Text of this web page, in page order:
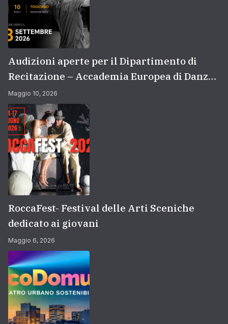
Audizioni aperte per il Dipartimento di
Recitazione – Accademia Europea di Danza
(2026/2027) | Scuola di recitazione a Roma
Maggio 10, 2026
RoccaFest- Festival delle Arti Sceniche
dedicato ai giovani
Maggio 6, 2026